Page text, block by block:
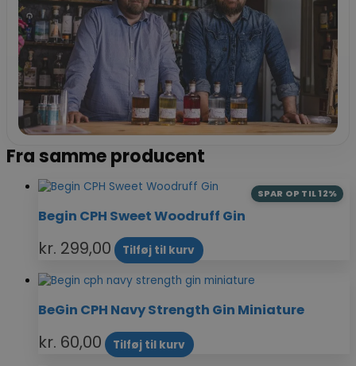
Fra samme producent
SPAR OP TIL 12%
Begin CPH Sweet Woodruff Gin
kr. 299,00 Tilføj til kurv
BeGin CPH Navy Strength Gin Miniature
kr. 60,00 Tilføj til kurv